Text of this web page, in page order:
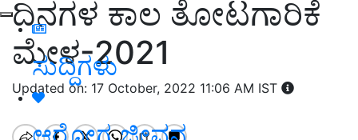
ಸುದ್ದಿಗಳು
ದಿನಗಳ ಕಾಲ ತೋಟಗಾರಿಕೆ
ಮೇಳ-2021
Updated on: 17 October, 2022 11:06 AM IST